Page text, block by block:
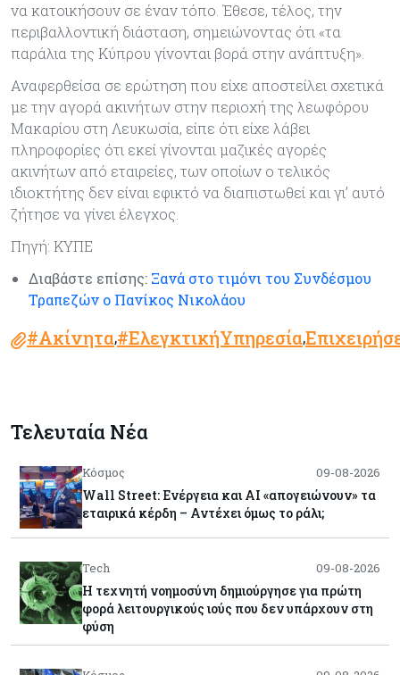
να κατοικήσουν σε έναν τόπο. Έθεσε, τέλος, την
περιβαλλοντική διάσταση, σημειώνοντας ότι «τα
παράλια της Κύπρου γίνονται βορά στην ανάπτυξη».
Αναφερθείσα σε ερώτηση που είχε αποστείλει σχετικά
με την αγορά ακινήτων στην περιοχή της λεωφόρου
Μακαρίου στη Λευκωσία, είπε ότι είχε λάβει
πληροφορίες ότι εκεί γίνονται μαζικές αγορές
ακινήτων από εταιρείες, των οποίων ο τελικός
ιδιοκτήτης δεν είναι εφικτό να διαπιστωθεί και γι’ αυτό
ζήτησε να γίνει έλεγχος.
Πηγή: ΚΥΠΕ
Διαβάστε επίσης: Ξανά στο τιμόνι του Συνδέσμου
Τραπεζών ο Πανίκος Νικολάου
#Ακίνητα,#ΕλεγκτικήΥπηρεσία,
Τελευταία Νέα
Κόσμος 09-08-2026
Wall Street: Ενέργεια και AI «απογειώνουν» τα
εταιρικά κέρδη – Αντέχει όμως το ράλι;
Tech 09-08-2026
Η τεχνητή νοημοσύνη δημιούργησε για πρώτη
φορά λειτουργικούς ιούς που δεν υπάρχουν στη
φύση